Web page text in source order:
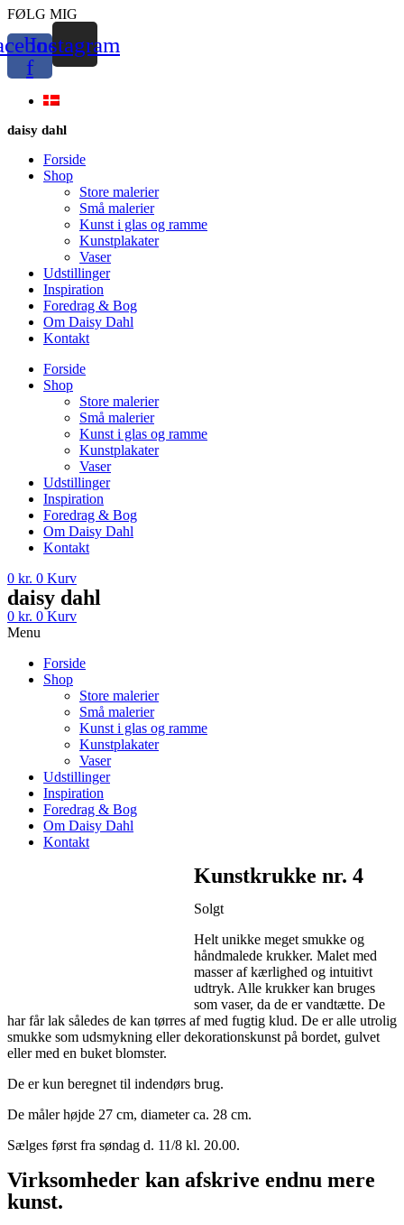
Videre
til
indhold
FØLG MIG
f
Instagram
daisy dahl
Forside
Shop
Store malerier
Små malerier
Kunst i glas og ramme
Kunstplakater
Vaser
Udstillinger
Inspiration
Foredrag & Bog
Om Daisy Dahl
Kontakt
Forside
Shop
Store malerier
Små malerier
Kunst i glas og ramme
Kunstplakater
Vaser
Udstillinger
Inspiration
Foredrag & Bog
Om Daisy Dahl
Kontakt
0 kr. 0 Kurv
daisy dahl
0 kr. 0 Kurv
Menu
Forside
Shop
Store malerier
Små malerier
Kunst i glas og ramme
Kunstplakater
Vaser
Udstillinger
Inspiration
Foredrag & Bog
Om Daisy Dahl
Kontakt
Kunstkrukke nr. 4
Solgt
Helt unikke meget smukke og
håndmalede krukker. Malet med
masser af kærlighed og intuitivt
udtryk. Alle krukker kan bruges
som vaser, da de er vandtætte. De
har får lak således de kan tørres af med fugtig klud. De er alle utrolig
smukke som udsmykning eller dekorationskunst på bordet, gulvet
eller med en buket blomster.
De er kun beregnet til indendørs brug.
De måler højde 27 cm, diameter ca. 28 cm.
Sælges først fra søndag d. 11/8 kl. 20.00.
Virksomheder kan afskrive endnu mere
kunst.